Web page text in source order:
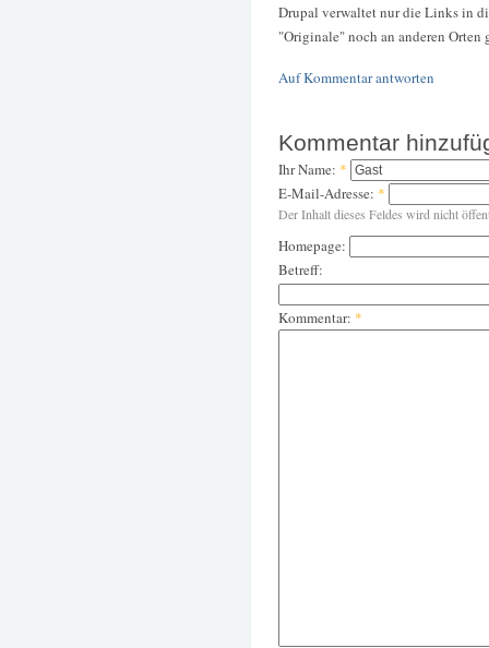
Drupal verwaltet nur die Links in
"Originale" noch an anderen Orten
Auf Kommentar antworten
Kommentar
Ihr Name: *
E-Mail-Adresse: *
Der Inhalt dieses Feldes wird nicht
Homepage:
Betreff:
Kommentar: *